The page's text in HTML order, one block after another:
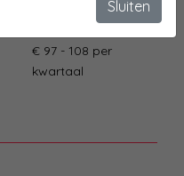
5.8 l/100km
€ 97 - 108 per
kwartaal
Sluiten